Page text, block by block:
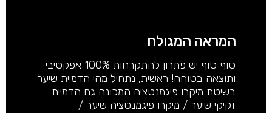
המראה המגולח
סוף סוף יש פתרון להתקרחות 100% אפקטיבי
ותוצאה בטוחה! ראשית, נתחיל מהי הדמיית שיער
בשיטת מיקרו פיגמנטציה המכונה גם הדמיית
זקיקי שיער / מיקרו פיגמנטציה שיער /